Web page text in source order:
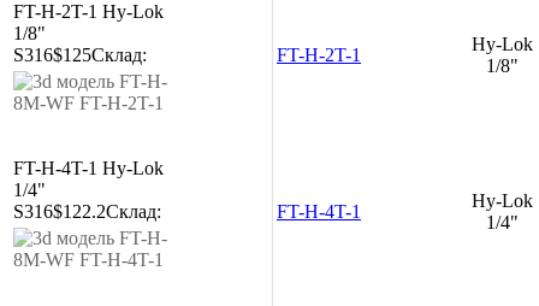
FT-H-2T-1 Hy-Lok
1/8"
S316$125Склад: FT-H-2T-1
Hy-Lok
1/8"
FT-H-4T-1 Hy-Lok
1/4"
S316$122.2Склад: FT-H-4T-1
Hy-Lok
1/4"